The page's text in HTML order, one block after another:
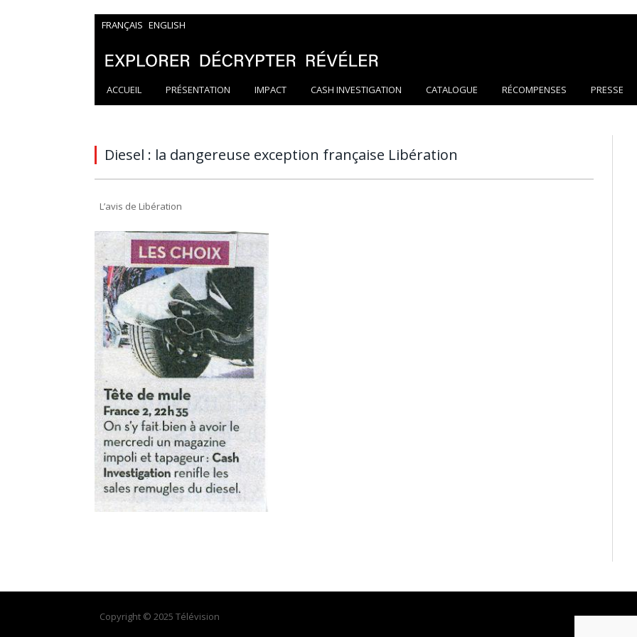
FRANÇAIS ENGLISH
ACCUEIL PRÉSENTATION IMPACT CASH INVESTIGATION CATALOGUE RÉCOMPENSES PRESSE
Diesel : la dangereuse exception française Libération
L’avis de Libération
Copyright © 2025 Télévision